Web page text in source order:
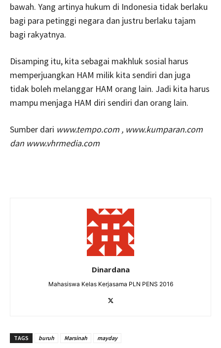
bawah. Yang artinya hukum di Indonesia tidak berlaku
bagi para petinggi negara dan justru berlaku tajam
bagi rakyatnya.
Disamping itu, kita sebagai makhluk sosial harus
memperjuangkan HAM milik kita sendiri dan juga
tidak boleh melanggar HAM orang lain. Jadi kita harus
mampu menjaga HAM diri sendiri dan orang lain.
Sumber dari www.tempo.com , www.kumparan.com
dan www.vhrmedia.com
Dinardana
Mahasiswa Kelas Kerjasama PLN PENS 2016
TAGS buruh Marsinah mayday